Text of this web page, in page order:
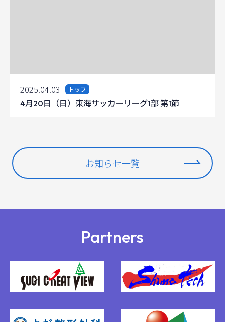
2025.04.03 トップ
4月20日（日）東海サッカーリーグ1部 第1節
お知らせ一覧
Partners